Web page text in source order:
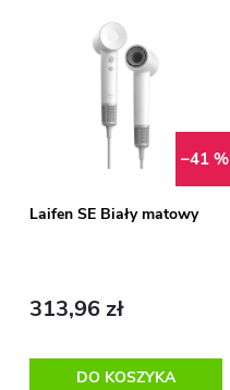
w
n
Alfabetycznie
a
–41 %
Laifen SE Biały matowy
313,96 zł
DO KOSZYKA